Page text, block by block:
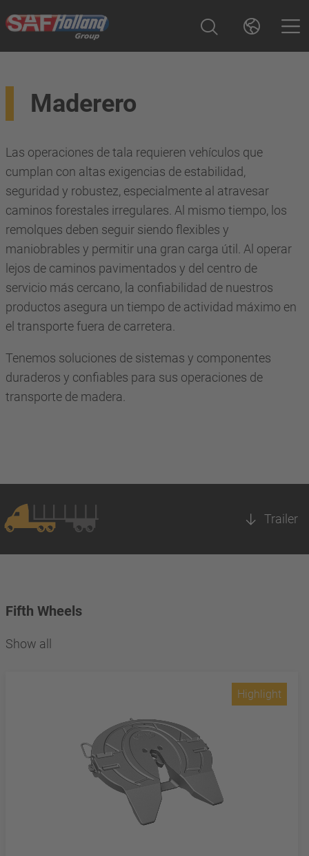
Maderero
Las operaciones de tala requieren vehículos que
cumplan con altas exigencias de estabilidad,
seguridad y robustez, especialmente al atravesar
caminos forestales irregulares. Al mismo tiempo, los
remolques deben seguir siendo flexibles y
maniobrables y permitir una gran carga útil. Al operar
lejos de caminos pavimentados y del centro de
servicio más cercano, la confiabilidad de nuestros
productos asegura un tiempo de actividad máximo en
el transporte fuera de carretera.
Tenemos soluciones de sistemas y componentes
duraderos y confiables para sus operaciones de
transporte de madera.
Trailer
Fifth Wheels
Show all
Highlight